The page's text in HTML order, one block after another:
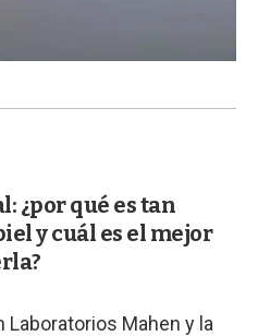
¿por qué es tan
y cuál es el mejor
Laboratorios Mahen y la